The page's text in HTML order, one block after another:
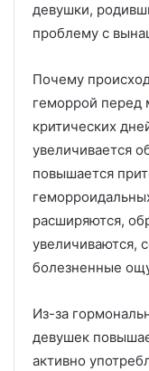
девушки,
проблему с
Почему
геморрой перед
критических
увеличивается
повышается
расширяются,
увеличиваются,
болезненные
Из-за
девушек
активно